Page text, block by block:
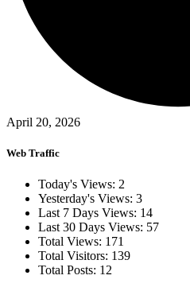
April 20, 2026
Web Traffic
Today's Views: 2
Yesterday's Views: 3
Last 7 Days Views: 14
Last 30 Days Views: 57
Total Views: 171
Total Visitors: 139
Total Posts: 12